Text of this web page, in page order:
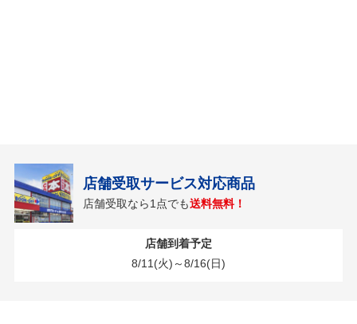
店舗受取サービス対応商品
店舗受取なら1点でも送料無料！
店舗到着予定
8/11(火)～8/16(日)